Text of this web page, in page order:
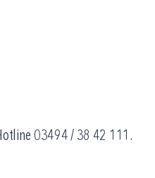
03494 / 38 42 111.